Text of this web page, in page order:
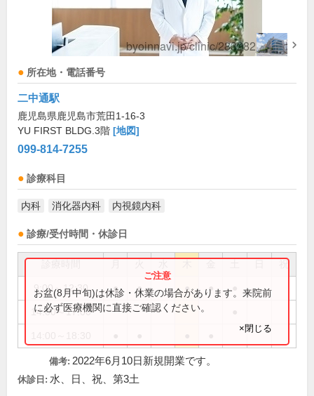
所在地・電話番号
二中通駅
鹿児島県鹿児島市荒田1-16-3
YU FIRST BLDG.3階 [地図]
099-814-7255
診療科目
内科 消化器内科 内視鏡内科
診療/受付時間・休診日
祝
9:00～12:30 ● ● ● ●
14:00～17:00
お盆(8月中旬)は休診・休業の場合があります。来院前
に必ず医療機関に直接ご確認ください。
×閉じる
備考: 2022年6月10日新規開業です。
休診日: 水、日、祝、第3土